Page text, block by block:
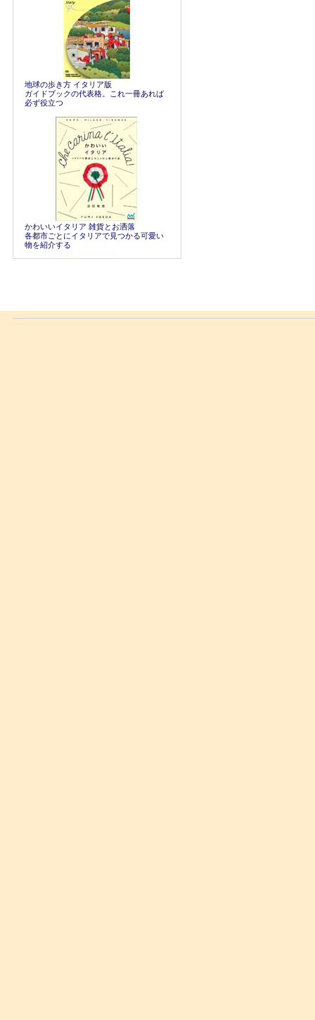
地球の歩き方 イタリア版
ガイドブックの代表格。これ一冊あれば
必ず役立つ
かわいいイタリア 雑貨とお洒落
各都市ごとにイタリアで見つかる可愛い
物を紹介する